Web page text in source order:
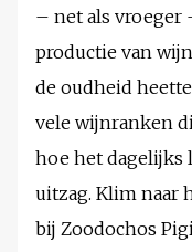
– net als vroeger
productie van
de oudheid heette
vele wijnranken
hoe het dagelijks
uitzag. Klim naar
bij Zoodochos